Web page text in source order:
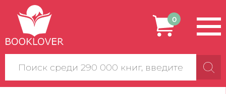
Поиск
по
сайту
0